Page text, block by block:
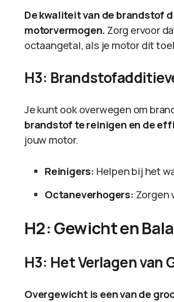
De kwaliteit van de brandstof
motorvermogen. Zorg ervoor
octaangetal, als je motor dit
H3:
Je kunt ook overwegen om
brandstof te reinigen en de
jouw motor.
Reinigers: Helpen bij het
Octaneverhogers: Zorgen
H2: Gewicht en
H3: Het Verlagen van
Overgewicht is een van de